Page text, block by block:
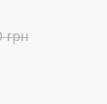
грн